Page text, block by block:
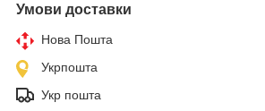
Умови доставки
Нова Пошта
Укрпошта
Укр пошта